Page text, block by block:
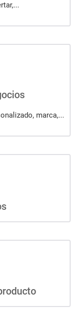
marca,...